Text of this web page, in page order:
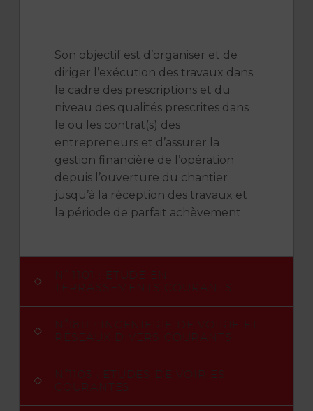
Son objectif est d’organiser et de
diriger l’exécution des travaux dans
le cadre des prescriptions et du
niveau des qualités prescrites dans
le ou les contrat(s) des
entrepreneurs et d’assurer la
gestion financière de l’opération
depuis l’ouverture du chantier
jusqu’à la réception des travaux et
la période de parfait achèvement.
N° 1101 : ETUDE EN
TERRASSEMENTS COURANTS
N°1811 : INGÉNIERIE DE VOIRIE ET
RÉSEAUX DIVERS COURANTS
N°1103 : ETUDES DE VOIRIES
COURANTES